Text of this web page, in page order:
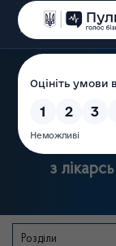
з
Розділи